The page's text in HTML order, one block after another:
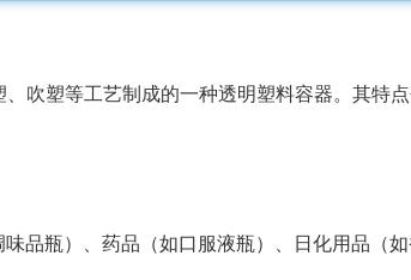
吹塑等工艺制成的一种透明塑料容器。其特
品瓶）、药品（如口服液瓶）、日化用品（